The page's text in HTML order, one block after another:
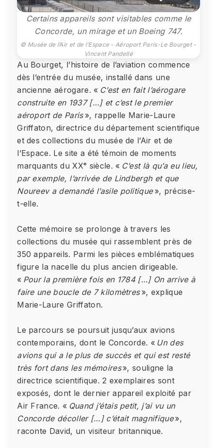
Certains appareils sont visitables comme le
Concorde, un mirage et un Boeing 747.
© Musée de l’Air et de l’Espace - Aéroport Paris-Le Bourget -
Vincent Pandellé
Au Bourget, l’histoire de l’aviation commence
dès l’entrée du musée, installé dans une
ancienne aérogare. « C’est en fait l’aérogare
construite en 1937 […] et c’est le premier
aéroport de Paris», rappelle Marie-Laure
Griffaton, directrice du département scientifique
et des collections du musée de l’Air et de
l’Espace. Le site a été témoin de moments
marquants du XXᵉ siècle. « C’est là qu’a eu lieu,
par exemple, l’arrivée de Lindbergh et que
Noureev a demandé l’asile politique», précise-
t-elle.
Cette mémoire se prolonge à travers les
collections du musée qui rassemblent près de
350 appareils. Parmi les pièces emblématiques
figure la nacelle du plus ancien dirigeable.
« Pour la première fois en 1784 […] On arrive à
faire une boucle de 7 kilomètres», explique
Marie-Laure Griffaton.
Le parcours se poursuit jusqu’aux avions
contemporains, dont le Concorde. « Un des
avions qui a le plus de succès et qui est resté
très fort dans les mémoires», souligne la
directrice scientifique. 2 exemplaires sont
exposés, dont le dernier appareil exploité par
Air France. « Quand j’étais petit, j’ai vu un
Concorde décoller […] c’était magnifique»,
raconte David, un visiteur britannique.